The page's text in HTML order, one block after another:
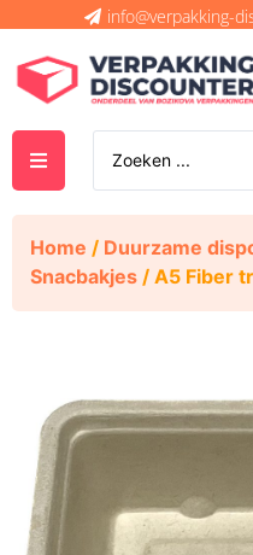
info@verpakking-
Home / Duurzame
Snacbakjes / A5 Fiber